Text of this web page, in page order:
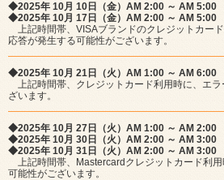
◆2025年 10月 10日（金）AM 2:00 ～ AM 5:00
◆2025年 10月 17日（金）AM 2:00 ～ AM 5:00
上記時間帯、VISAブランドのクレジットカー
応答が発生する可能性がございます。
◆2025年 10月 21日（火）AM 1:00 ～ AM 6:00
上記時間帯、クレジットカード利用時に、エ
ざいます。
◆2025年 10月 27日（火）AM 1:00 ～ AM 2:00
◆2025年 10月 30日（火）AM 2:00 ～ AM 3:00
◆2025年 10月 31日（火）AM 2:00 ～ AM 3:00
上記時間帯、Mastercardクレジットカード利
可能性がございます。